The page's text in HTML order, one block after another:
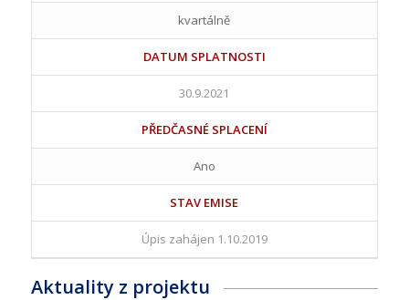
kvartálně
DATUM SPLATNOSTI
30.9.2021
PŘEDČASNÉ SPLACENÍ
Ano
STAV EMISE
Úpis zahájen 1.10.2019
Aktuality z projektu